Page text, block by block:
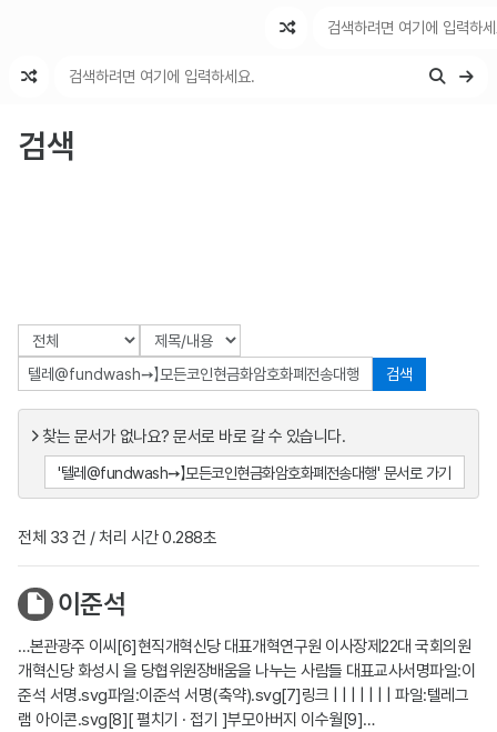
검색
검색
찾는 문서가 없나요? 문서로 바로 갈 수 있습니다.
'텔레@fundwash➙】모든코인현금화암호화폐전송대행' 문서로 가기
전체 33 건 / 처리 시간 0.288초
이준석
…본관광주 이씨[6]현직개혁신당 대표개혁연구원 이사장제22대 국회의원
개혁신당 화성시 을 당협위원장배움을 나누는 사람들 대표교사서명파일:이
준석 서명.svg파일:이준석 서명(축약).svg[7]링크 | | | | | | | 파일:텔레그
램 아이콘.svg[8][ 펼치기 · 접기 ]부모아버지 이수월[9]…